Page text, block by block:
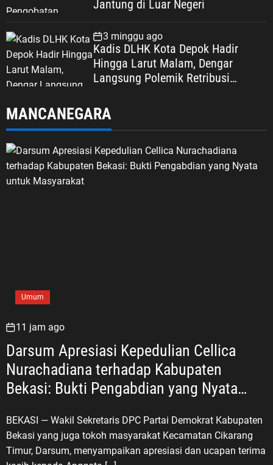
Jantung di Luar Negeri
3 minggu ago
Kadis DLHK Kota Depok Hadir
Hingga Larut Malam, Dengar
Langsung Polemik Retribusi
MANCANEGARA
Umum
11 jam ago
Darsum Apresiasi Kepedulian Cellica
Nurachadiana terhadap Kabupaten
Bekasi: Bukti Pengabdian yang Nyata
BEKASI — Wakil Sekretaris DPC Partai Demokrat Kabupaten
Bekasi yang juga tokoh masyarakat Kecamatan Cikarang
Timur, Darsum, menyampaikan apresiasi dan ucapan terima